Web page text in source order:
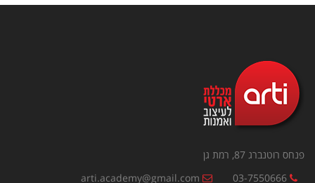
פנחס רוטנברג 87, רמת גן
03-7550666
arti.academy@gmail.com